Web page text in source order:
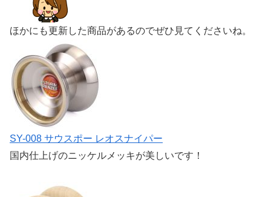
ほかにも更新した商品があるのでぜひ見てくださいね。
SY-008 サウスポー レオスナイパー
国内仕上げのニッケルメッキが美しいです！